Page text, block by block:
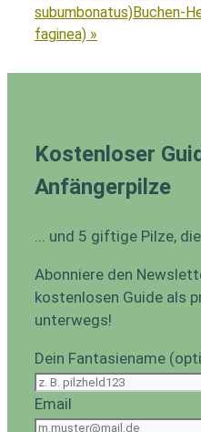
subumbonatus)Buchen-
faginea) »
Kostenloser
Anfängerpilze
... und 5 giftige Pilze,
Abonniere den
kostenlosen Guide als
unterwegs!
Dein Fantasiename
Email